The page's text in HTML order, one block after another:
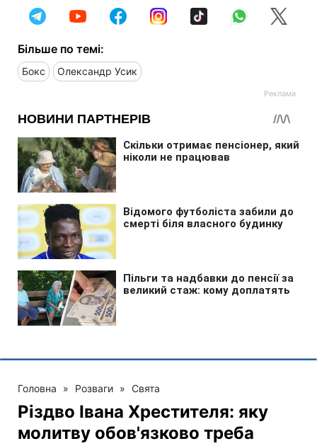
Більше по темі:
Бокс Олександр Усик
Головна » Розваги » Свята
Різдво Івана Хрестителя: яку
молитву обов'язково треба